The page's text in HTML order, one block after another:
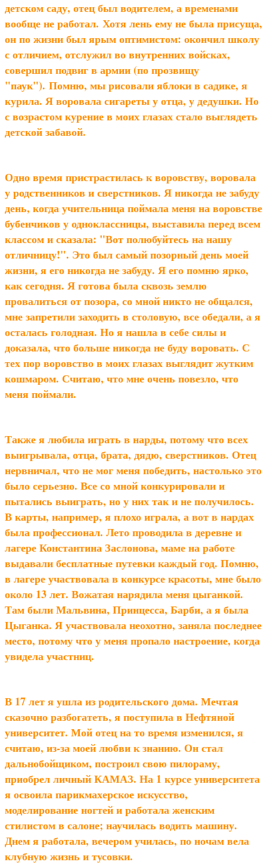
детском саду, отец был водителем, а временами
вообще не работал. Хотя лень ему не была присуща,
он по жизни был ярым оптимистом: окончил школу
с отличием, отслужил во внутренних войсках,
совершил подвиг в армии (по прозвищу
"паук"). Помню, мы рисовали яблоки в садике, я
курила. Я воровала сигареты у отца, у дедушки. Но
с возрастом курение в моих глазах стало выглядеть
детской забавой.
Одно время пристрастилась к воровству, воровала
у родственников и сверстников. Я никогда не забуду
день, когда учительница поймала меня на воровстве
бубенчиков у одноклассницы, выставила перед всем
классом и сказала: "Вот полюбуйтесь на нашу
отличницу!". Это был самый позорный день моей
жизни, я его никогда не забуду. Я его помню ярко,
как сегодня. Я готова была сквозь землю
провалиться от позора, со мной никто не общался,
мне запретили заходить в столовую, все обедали, а я
осталась голодная. Но я нашла в себе силы и
доказала, что больше никогда не буду воровать. С
тех пор воровство в моих глазах выглядит жутким
кошмаром. Считаю, что мне очень повезло, что
меня поймали.
Также я любила играть в нарды, потому что всех
выигрывала, отца, брата, дядю, сверстников. Отец
нервничал, что не мог меня победить, настолько это
было серьезно. Все со мной конкурировали и
пытались выиграть, но у них так и не получилось.
В карты, например, я плохо играла, а вот в нардах
была профессионал. Лето проводила в деревне и
лагере Константина Заслонова, маме на работе
выдавали бесплатные путевки каждый год. Помню,
в лагере участвовала в конкурсе красоты, мне было
около 13 лет. Вожатая нарядила меня цыганкой.
Там были Мальвина, Принцесса, Барби, а я была
Цыганка. Я участвовала неохотно, заняла последнее
место, потому что у меня пропало настроение, когда
увидела участниц.
В 17 лет я ушла из родительского дома. Мечтая
сказочно разбогатеть, я поступила в Нефтяной
университет. Мой отец на то время изменился, я
считаю, из-за моей любви к знанию. Он стал
дальнобойщиком, построил свою пилораму,
приобрел личный КАМАЗ. На 1 курсе университета
я освоила парикмахерское искусство,
моделирование ногтей и работала женским
стилистом в салоне; научилась водить машину.
Днем я работала, вечером училась, по ночам вела
клубную жизнь и тусовки.